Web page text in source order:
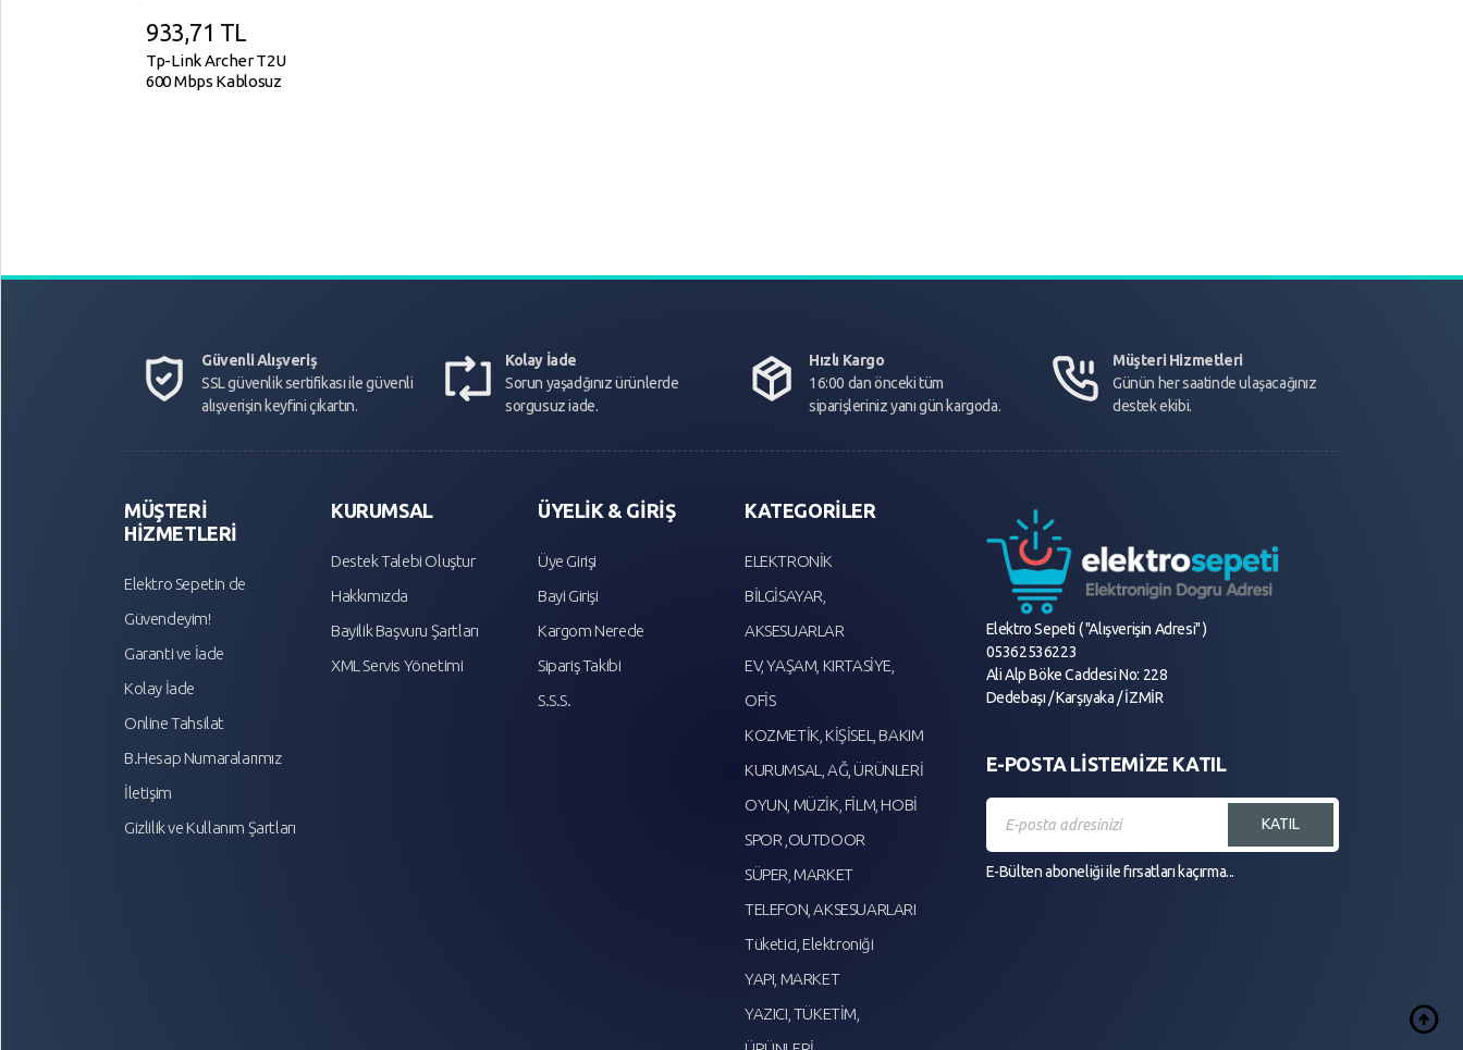
933,71 TL
Tp-Link Archer T2U
600 Mbps Kablosuz
Güvenli Alışveriş
SSL güvenlik sertifikası ile güvenli
alışverişin keyfini çıkartın.
Kolay İade
Sorun yaşadğınız ürünlerde
sorgusuz iade.
Hızlı Kargo
16:00 dan önceki tüm
siparişleriniz yanı gün kargoda.
Müşteri Hizmetleri
Günün her saatinde ulaşacağınız
destek ekibi.
MÜŞTERİ
HİZMETLERİ
Elektro Sepetin de
Güvendeyim!
Garanti ve İade
Kolay İade
Online Tahsilat
B.Hesap Numaralarımız
İletişim
Gizlilik ve Kullanım Şartları
KURUMSAL
Destek Talebi Oluştur
Hakkımızda
Bayilik Başvuru Şartları
XML Servis Yönetimi
ÜYELİK & GİRİŞ
Üye Girişi
Bayi Girişi
Kargom Nerede
Sipariş Takibi
S.S.S.
KATEGORİLER
ELEKTRONİK
BİLGİSAYAR,
AKSESUARLAR
EV, YAŞAM, KIRTASİYE,
OFİS
KOZMETİK, KİŞİSEL, BAKIM
KURUMSAL, AĞ, ÜRÜNLERİ
OYUN, MÜZİK, FİLM, HOBİ
SPOR ,OUTDOOR
SÜPER, MARKET
TELEFON, AKSESUARLARI
Tüketici, Elektroniği
YAPI, MARKET
YAZICI, TÜKETİM,
Elektro Sepeti ( "Alışverişin Adresi" )
05362536223
Ali Alp Böke Caddesi No: 228
Dedebaşı / Karşıyaka / İZMİR
E-POSTA LİSTEMİZE KATIL
KATIL
E-Bülten aboneliği ile fırsatları kaçırma...
arrow_circle_up